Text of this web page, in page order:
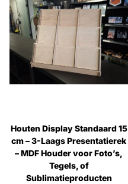
Houten Display Standaard 15
cm – 3-Laags Presentatierek
– MDF Houder voor Foto’s,
Tegels, of
Sublimatieproducten